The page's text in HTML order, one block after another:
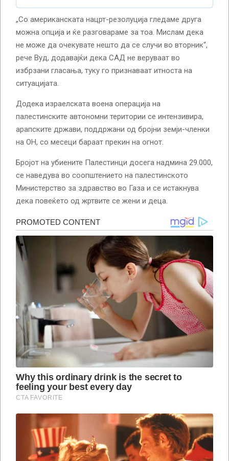
„Со американската нацрт-резолуција гледаме друга
можна опција и ќе разговараме за тоа. Мислам дека
не може да очекувате нешто да се случи во вторник“,
рече Вуд, додавајќи дека САД не веруваат во
избрзани гласања, туку го признаваат итноста на
ситуацијата.
Додека израелската воена операција на
палестинските автономни територии се интензивира,
арапските држави, поддржани од бројни земји-членки
на ОН, со месеци бараат прекин на огнот.
Бројот на убиените Палестинци досега надмина 29.000,
се наведува во соопштението на палестинското
Министерство за здравство во Газа и се истакнува
дека повеќето од жртвите се жени и деца.